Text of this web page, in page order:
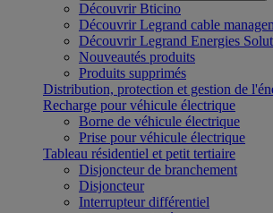
Découvrir Bticino
Découvrir Legrand cable
Découvrir Legrand Energies
Nouveautés produits
Produits supprimés
Distribution, protection et gestion de
Recharge pour véhicule électrique
Borne de véhicule électrique
Prise pour véhicule électrique
Tableau résidentiel et petit tertiaire
Disjoncteur de branchement
Disjoncteur
Interrupteur différentiel